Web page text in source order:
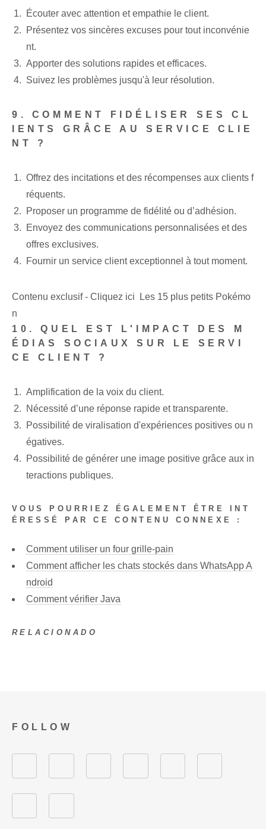
Écouter avec attention et empathie le client.
Présentez vos sincères excuses pour tout inconvénie
nt.
Apporter des solutions rapides et efficaces.
Suivez les problèmes jusqu'à leur résolution.
9. COMMENT FIDÉLISER SES CL
IENTS GRÂCE AU SERVICE CLIE
NT ?
Offrez des incitations et des récompenses aux clients f
réquents.
Proposer un programme de fidélité ou d’adhésion.
Envoyez des communications personnalisées et des
offres exclusives.
Fournir un service client exceptionnel à tout moment.
Contenu exclusif - Cliquez ici Les 15 plus petits Pokémo
n
10. QUEL EST L'IMPACT DES M
ÉDIAS SOCIAUX SUR LE SERVI
CE CLIENT ?
Amplification de la voix du client.
Nécessité d’une réponse rapide et transparente.
Possibilité de viralisation d'expériences positives ou n
égatives.
Possibilité de générer une image positive grâce aux in
teractions publiques.
VOUS POURRIEZ ÉGALEMENT ÊTRE INT
ÉRESSÉ PAR CE CONTENU CONNEXE :
Comment utiliser un four grille-pain
Comment afficher les chats stockés dans WhatsApp A
ndroid
Comment vérifier Java
RELACIONADO
FOLLOW